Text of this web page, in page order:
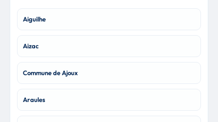
Aiguilhe
Aizac
Commune de Ajoux
Araules